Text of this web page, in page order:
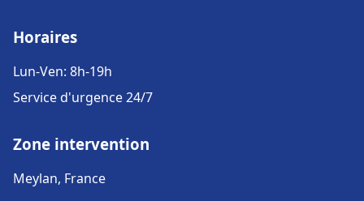
Horaires
Lun-Ven: 8h-19h
Service d'urgence 24/7
Zone intervention
Meylan, France